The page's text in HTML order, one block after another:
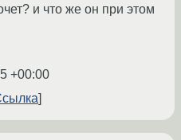
и что же он при этом
+00:00